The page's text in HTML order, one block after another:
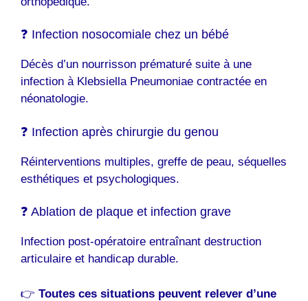
❓ Infection nosocomiale chez un bébé
Décès d’un nourrisson prématuré suite à une
infection à Klebsiella Pneumoniae contractée en
néonatologie.
❓ Infection après chirurgie du genou
Réinterventions multiples, greffe de peau, séquelles
esthétiques et psychologiques.
❓ Ablation de plaque et infection grave
Infection post-opératoire entraînant destruction
articulaire et handicap durable.
👉 Toutes ces situations peuvent relever d’une